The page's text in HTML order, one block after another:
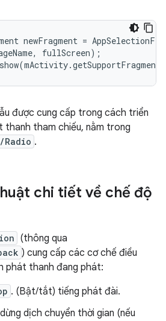
newFragment =
, fullScreen);
show(mActivity.
được cung cấp trong cách triển
thanh tham chiếu, nằm trong
Radio .
chi tiết về chế độ
(thông qua
) cung cấp các cơ chế điều
phát thanh đang phát:
. (Bật/tắt) tiếng phát đài.
dịch chuyển thời gian (nếu